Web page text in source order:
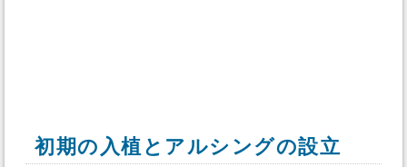
初期の入植とアルシングの設立